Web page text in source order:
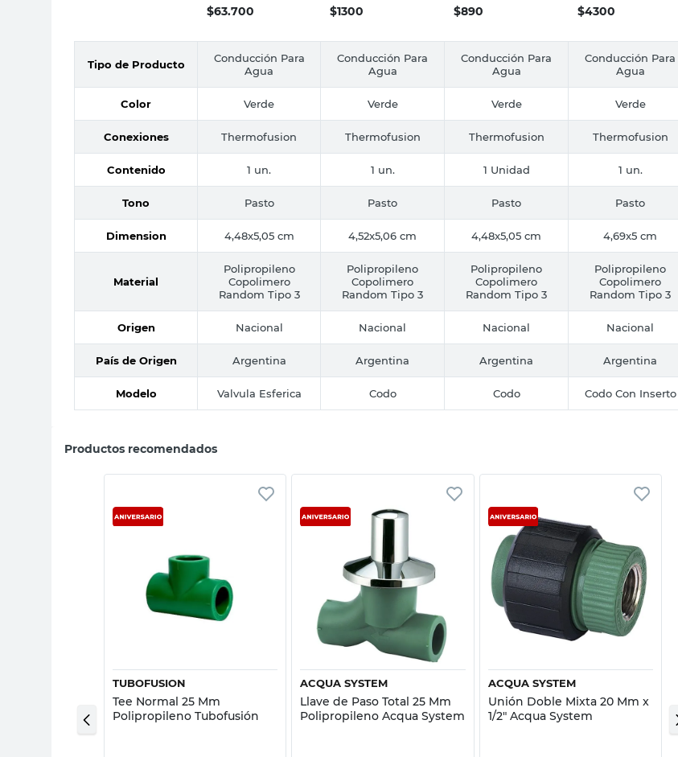
$63.700 $1300 $890 $4300
Tipo de Producto
Conducción Para
Agua
Conducción Para
Agua
Conducción Para
Agua
Conducción Para
Agua
Color Verde Verde Verde Verde
Conexiones Thermofusion Thermofusion Thermofusion Thermofusion
Contenido 1 un. 1 un. 1 Unidad 1 un.
Tono Pasto Pasto Pasto Pasto
Dimension 4,48x5,05 cm 4,52x5,06 cm 4,48x5,05 cm 4,69x5 cm
Material
Polipropileno
Copolimero
Random Tipo 3
Polipropileno
Copolimero
Random Tipo 3
Polipropileno
Copolimero
Random Tipo 3
Polipropileno
Copolimero
Random Tipo 3
Origen Nacional Nacional Nacional Nacional
País de Origen Argentina Argentina Argentina Argentina
Modelo Valvula Esferica Codo Codo Codo Con Inserto
Productos recomendados
Vista rápida
TUBOFUSION
Tee Normal 25 Mm
Polipropileno Tubofusión
Vista rápida
ACQUA SYSTEM
Llave de Paso Total 25 Mm
Polipropileno Acqua System
Vista rápida
ACQUA SYSTEM
Unión Doble Mixta 20 Mm x
1/2" Acqua System